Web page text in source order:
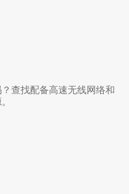
查找配备高速无线网络和